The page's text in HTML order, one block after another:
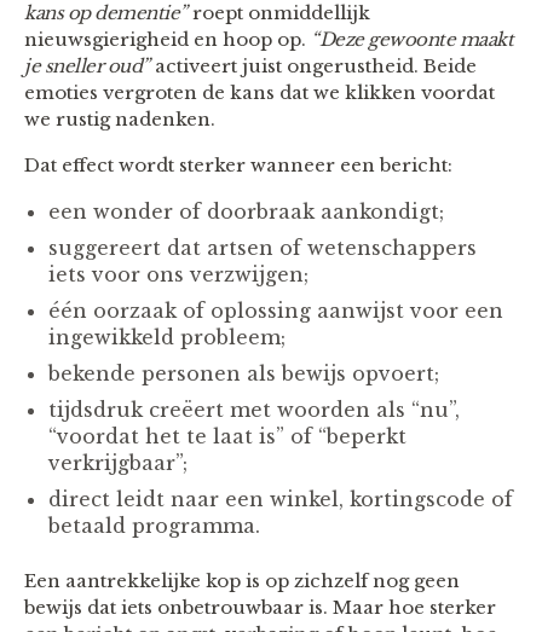
kans op dementie”roept onmiddellijk
nieuwsgierigheid en hoop op. “Deze gewoonte maakt
je sneller oud”activeert juist ongerustheid. Beide
emoties vergroten de kans dat we klikken voordat
we rustig nadenken.
Dat effect wordt sterker wanneer een bericht:
een wonder of doorbraak aankondigt;
suggereert dat artsen of wetenschappers
iets voor ons verzwijgen;
één oorzaak of oplossing aanwijst voor een
ingewikkeld probleem;
bekende personen als bewijs opvoert;
tijdsdruk creëert met woorden als “nu”,
“voordat het te laat is” of “beperkt
verkrijgbaar”;
direct leidt naar een winkel, kortingscode of
betaald programma.
Een aantrekkelijke kop is op zichzelf nog geen
bewijs dat iets onbetrouwbaar is. Maar hoe sterker